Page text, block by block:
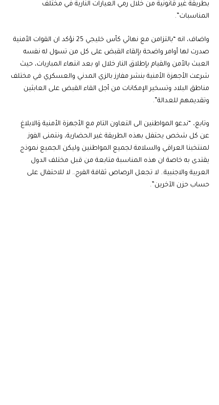
بطريقة غير قانونية من خلال رمي العيارات النارية في مختلف
المناسبات”.
واضاف، انه “بالتزامن مع نهائي كأس خليجي 25 نؤكد ان القوات الأمنية
صدرت لها أوامر واضحة بإلقاء القبض على كل من تسول له نفسه
العبث بالأمن والقيام بإطلاق النار خلال او بعد انتهاء المباريات، حيث
شرعت الأجهزة الأمنية بنشر مفارز بالزي المدني والعسكري في مختلف
مناطق البلاد وتسخير الإمكانات من أجل القاء القبض على العابثين
وتقديمهم للعدالة”.
وتابع، “ندعو المواطنين الى التعاون التام مع الأجهزة الأمنية وَالابلاغ
عن كل شخص يحتفل بهذه الطريقة غير الحضارية، ونتمنى الفوز
لمنتخبنا العراقي والسلامة لجميع المواطنين وليكن الجميع نموذج
يقتدى به خاصة ان هذه المناسبة متابعة من قبل مختلف الدول
العربية والاجنبية.. لا تجعل الرصاص ثقافة الفرح.. لا للاحتفال على
حساب حزن الآخرين”.